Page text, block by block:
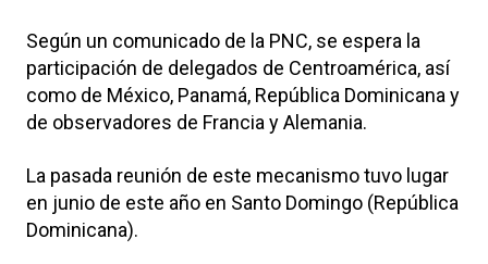
Según un comunicado de la PNC, se espera la
participación de delegados de Centroamérica, así
como de México, Panamá, República Dominicana y
de observadores de Francia y Alemania.
La pasada reunión de este mecanismo tuvo lugar
en junio de este año en Santo Domingo (República
Dominicana).